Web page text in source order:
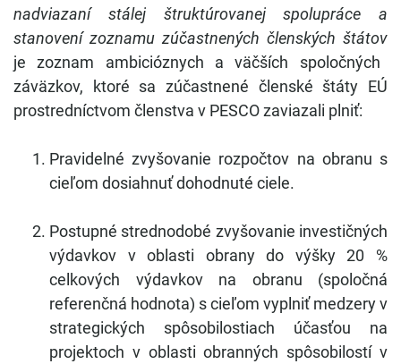
nadviazaní stálej štruktúrovanej spolupráce a
stanovení zoznamu zúčastnených členských štátov
je zoznam ambicióznych a väčších spoločných
záväzkov, ktoré sa zúčastnené členské štáty EÚ
prostredníctvom členstva v PESCO zaviazali plniť:
Pravidelné zvyšovanie rozpočtov na obranu s
cieľom dosiahnuť dohodnuté ciele.
Postupné strednodobé zvyšovanie investičných
výdavkov v oblasti obrany do výšky 20 %
celkových výdavkov na obranu (spoločná
referenčná hodnota) s cieľom vyplniť medzery v
strategických spôsobilostiach účasťou na
projektoch v oblasti obranných spôsobilostí v